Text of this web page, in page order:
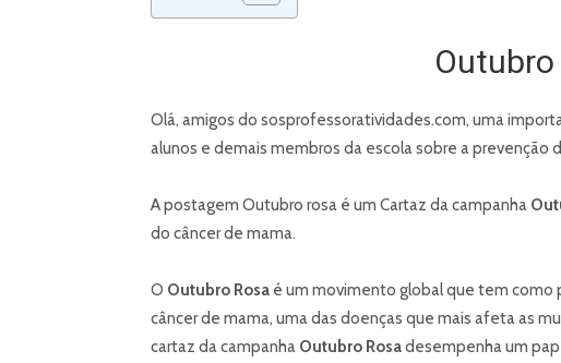
Olá, amigos do sosprofessoratividades.com, uma
alunos e demais membros da escola sobre a prevenção
A postagem Outubro rosa é um Cartaz da campanha
do câncer de mama.
O Outubro Rosa é um movimento global que tem como
câncer de mama, uma das doenças que mais afeta as
cartaz da campanha Outubro Rosadesempenha um